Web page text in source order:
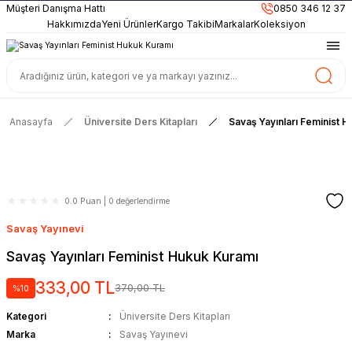
899TLve Üzeri Alışverişlerinizde
KARGO BEDAVA
Güncel ve Sınav Odaklı Kaynaklar
HakkımızdaYeni ÜrünlerKargo TakibiMarkalarKoleksiyon
Müşteri Danışma Hattı 0850 346 12 37
Anasayfa Üniversite Ders Kitapları Savaş Yayınları Feminist
0.0 Puan | 0 değerlendirme
Savaş Yayınevi
Savaş Yayınları Feminist Hukuk Kuramı
%10 333,00 TL370,00 TL
Kategori
Üniversite Ders Kitapları
Marka
Savaş Yayınevi